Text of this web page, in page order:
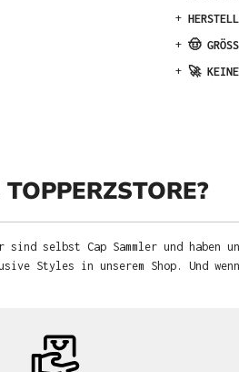
+
+ 🤠
+ 🚀 KEINE
selbst Cap Sammler und haben
Styles in unserem Shop. Und